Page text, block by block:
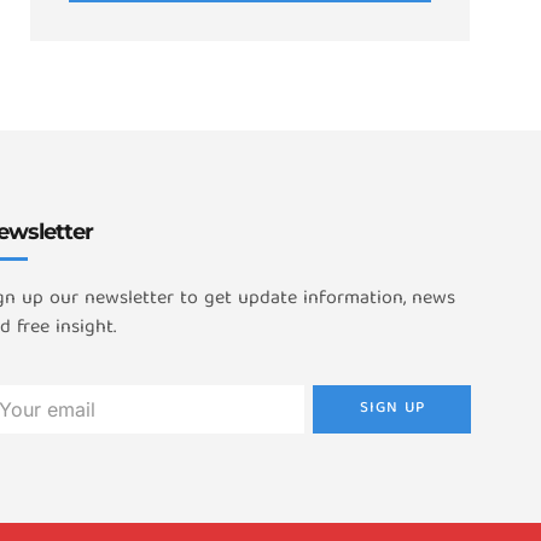
up our newsletter to get update information, news
free insight.
SIGN UP